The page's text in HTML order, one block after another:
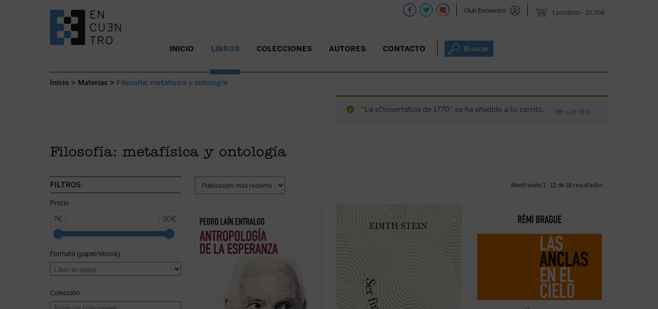
1 producto 10,00€
Club Encuentro
SALTAR AL CONTENIDO. INICIO LIBROS COLECCIONES AUTORES CONTACTO Buscar
Inicio > Materias > Filosofía: metafísica y ontología
“La «Dissertatio» de 1770” se ha añadido a tu carrito. Ver carrito
Filosofía: metafísica y ontología
FILTROS
Precio
7€ 30€
Formato (papel/ebook)
Colección
Mostrando 1 - 12 de 18 resultados
Este libro nos invita a reflexionar sobre
uno de los motores fundamentales del
ser humano: la esperanza. A través de un
análisis profundo y accesible, el autor
explora cómo este concepto ha guiado
Ser finito, ser eterno es la principal obra
filosófica de Stein, un diálogo entre
Edmund Husserl y santo Tomás de
Aquino que se extiende a Platón,
Aristóteles, san Agustín, Duns Escoto,
etc. Este ensayo lleva la impronta del ...
(ver ficha)
Lo que el autor nos ofrece aquí, con su
e ingenio, no es la narración de una
decadencia ni el lamento nostálgico
respecto del mundo del pensamiento de
una época ya pasada, sino un resumen
(ver ficha)